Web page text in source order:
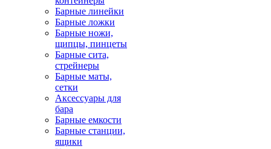
Барные линейки
Барные ложки
Барные ножи,
щипцы, пинцеты
Барные сита,
стрейнеры
Барные маты,
сетки
Аксессуары для
бара
Барные емкости
Барные станции,
ящики